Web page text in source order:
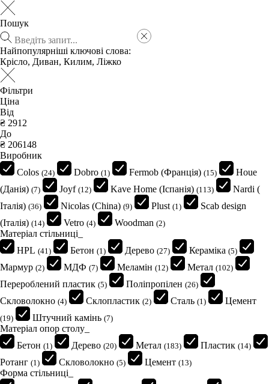
Пошук
Найпопулярніші ключові слова:
Крісло, Диван, Килим, Ліжко
Фільтри
Ціна
Від
₴
До
₴
Виробник
Colos (24) Dobro (1) Fermob (Франція) (15)
Houe
(Данія) (7) Joyf (12) Kave Home (Іспанія) (113)
Nardi (
Італія) (36) Nicolas (China) (9) Plust (1)
Scab design
(Італія) (14) Vetro (4) Woodman (2)
Матеріал стільниці_
HPL (41) Бетон (1) Дерево (27) Кераміка (5)
Мармур (2) МДФ (7) Меламін (12) Метал (102)
Перероблений пластик (5) Поліпропілен (26)
Скловолокно (4) Склопластик (2) Сталь (1) Цемент
(19) Штучний камінь (7)
Матеріал опор столу_
Бетон (1) Дерево (20) Метал (183) Пластик (14)
Ротанг (1) Скловолокно (5) Цемент (13)
Форма стільниці_